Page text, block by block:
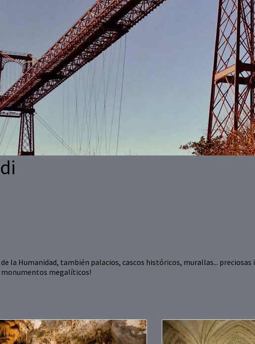
la Humanidad, también palacios, cascos históricos, murallas... preciosas
monumentos megalíticos!